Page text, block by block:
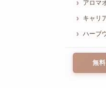
アロマ
キャリ
ハーブ
無